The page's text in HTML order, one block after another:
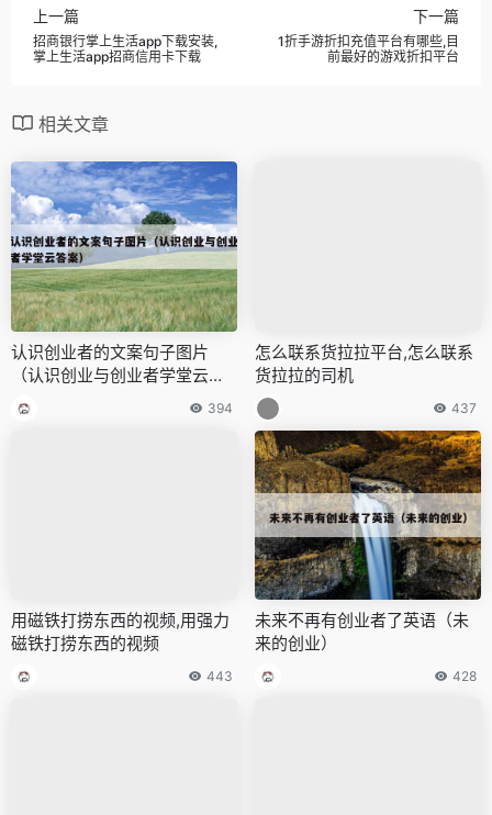
上一篇
招商银行掌上生活app下载安装,
掌上生活app招商信用卡下载
下一篇
1折手游折扣充值平台有哪些,目
前最好的游戏折扣平台
相关文章
认识创业者的文案句子图片
（认识创业与创业者学堂云答
案）
394
怎么联系货拉拉平台,怎么联系
货拉拉的司机
437
用磁铁打捞东西的视频,用强力
磁铁打捞东西的视频
443
未来不再有创业者了英语（未
来的创业）
428